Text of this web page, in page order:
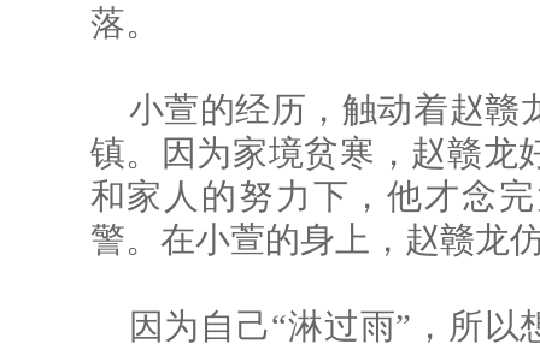
落。
小萱的经历，触动着赵赣
镇。因为家境贫寒，赵赣龙
和家人的努力下，他才念
警。在小萱的身上，赵赣龙
因为自己“淋过雨”，所